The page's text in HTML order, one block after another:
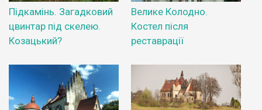
Підкамінь. Загадковий
цвинтар під скелею.
Козацький?
Велике Колодно.
Костел після
реставрації